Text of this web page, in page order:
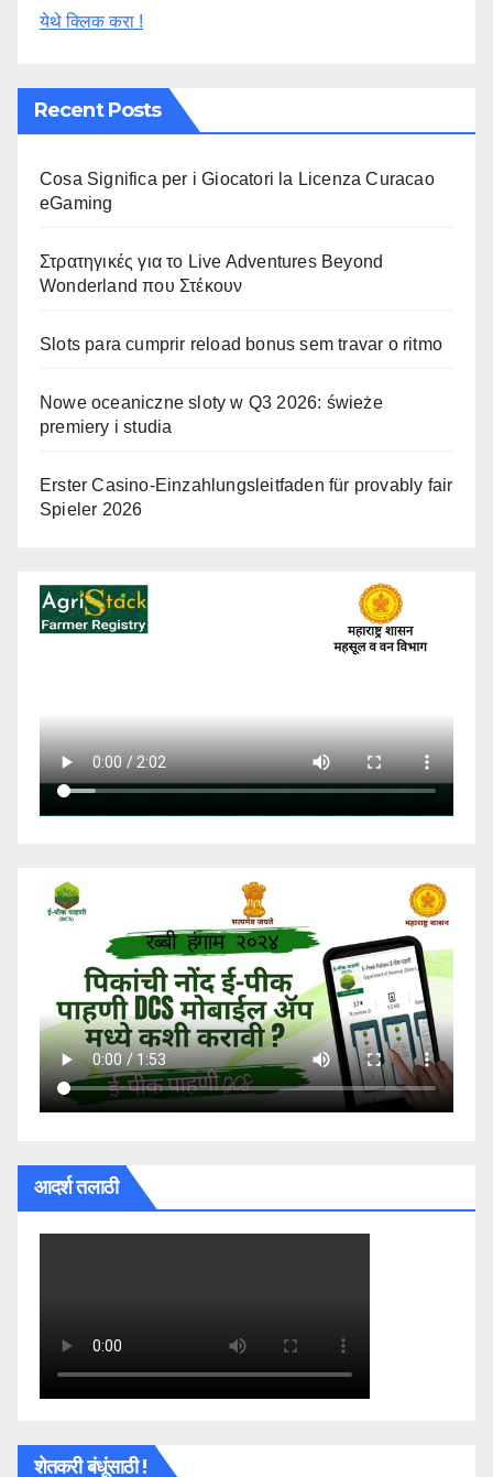
येथे क्लिक करा !
Recent Posts
Cosa Significa per i Giocatori la Licenza Curacao
eGaming
Στρατηγικές για το Live Adventures Beyond
Wonderland που Στέκουν
Slots para cumprir reload bonus sem travar o ritmo
Nowe oceaniczne sloty w Q3 2026: świeże
premiery i studia
Erster Casino-Einzahlungsleitfaden für provably fair
Spieler 2026
आदर्श तलाठी
शेतकरी बंधूंसाठी !